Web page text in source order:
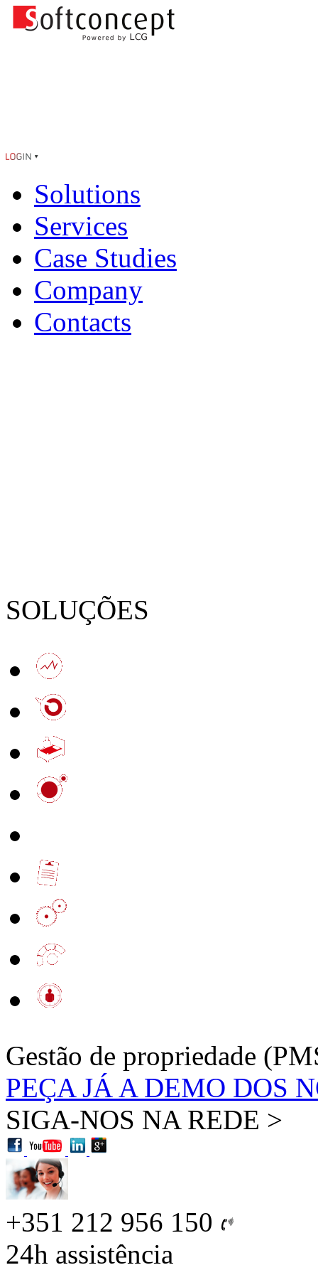
Solutions
Services
Case Studies
Company
Contacts
SOLUÇÕES
Gestão de propriedade
PEÇA JÁ A DEMO DOS
SIGA-NOS NA REDE >
+351 212 956 150
24h assistência